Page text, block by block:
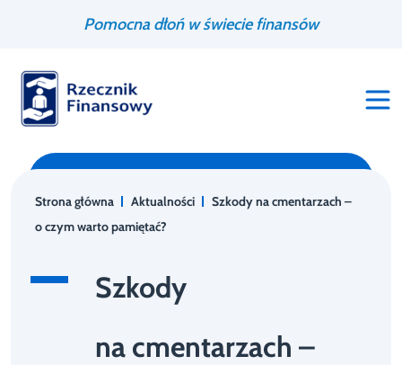
Pomocna dłoń w świecie finansów
Strona główna Aktualności
Szkody na cmentarzach –
o czym warto pamiętać?
Szkody
na cmentarzach –